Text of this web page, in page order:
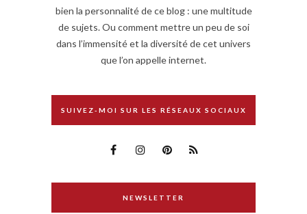
bien la personnalité de ce blog : une multitude
de sujets. Ou comment mettre un peu de soi
dans l’immensité et la diversité de cet univers
que l’on appelle internet.
SUIVEZ-MOI SUR LES RÉSEAUX SOCIAUX
NEWSLETTER